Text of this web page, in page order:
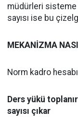
müdürleri sisteme
sayısı ise bu
MEKANİZMA
Norm kadro
Ders yükü
sayısı çıkar